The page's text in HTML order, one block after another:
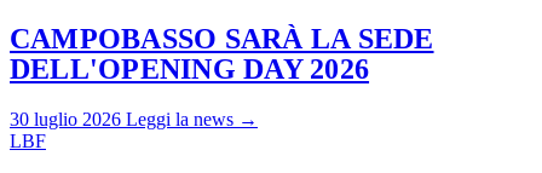
CAMPOBASSO SARÀ LA SEDE
DELL'OPENING DAY 2026
30 luglio 2026 Leggi la news →
LBF